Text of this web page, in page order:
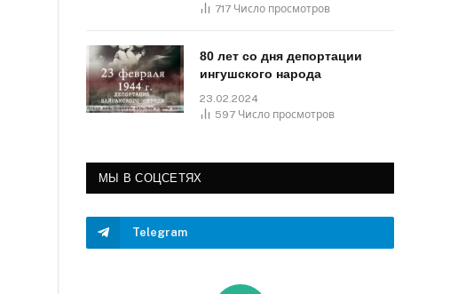
717 Число просмотров
80 лет со дня депортации
ингушского народа
23.02.2024
597 Число просмотров
МЫ В СОЦСЕТЯХ
Telegram